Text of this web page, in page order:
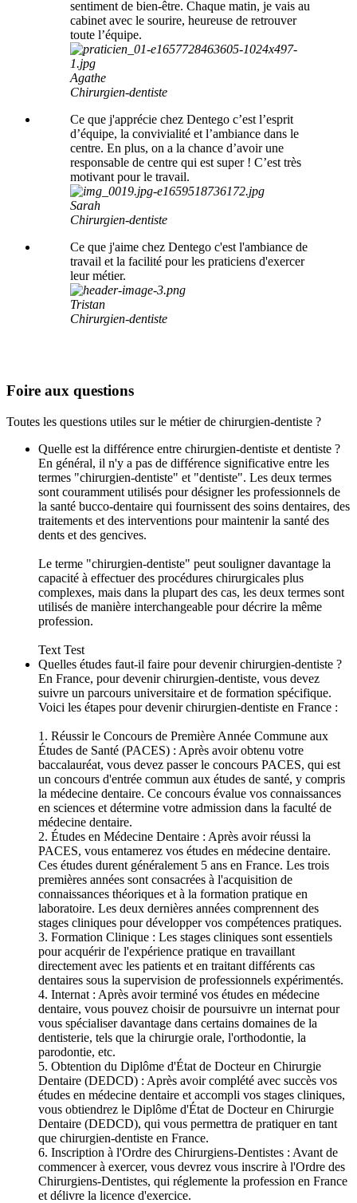
sentiment de bien-être. Chaque matin, je vais au
cabinet avec le sourire, heureuse de retrouver
toute l’équipe.
Agathe
Chirurgien-dentiste
Ce que j'apprécie chez Dentego c’est l’esprit
d’équipe, la convivialité et l’ambiance dans le
centre. En plus, on a la chance d’avoir une
responsable de centre qui est super ! C’est très
motivant pour le travail.
Sarah
Chirurgien-dentiste
Ce que j'aime chez Dentego c'est l'ambiance de
travail et la facilité pour les praticiens d'exercer
leur métier.
Tristan
Chirurgien-dentiste
Foire aux questions
Toutes les questions utiles sur le métier de chirurgien-dentiste ?
Quelle est la différence entre chirurgien-dentiste et dentiste ?
En général, il n'y a pas de différence significative entre les
termes "chirurgien-dentiste" et "dentiste". Les deux termes
sont couramment utilisés pour désigner les professionnels de
la santé bucco-dentaire qui fournissent des soins dentaires, des
traitements et des interventions pour maintenir la santé des
dents et des gencives.
Le terme "chirurgien-dentiste" peut souligner davantage la
capacité à effectuer des procédures chirurgicales plus
complexes, mais dans la plupart des cas, les deux termes sont
utilisés de manière interchangeable pour décrire la même
profession.
Text Test
Quelles études faut-il faire pour devenir chirurgien-dentiste ?
En France, pour devenir chirurgien-dentiste, vous devez
suivre un parcours universitaire et de formation spécifique.
Voici les étapes pour devenir chirurgien-dentiste en France :
1. Réussir le Concours de Première Année Commune aux
Études de Santé (PACES) : Après avoir obtenu votre
baccalauréat, vous devez passer le concours PACES, qui est
un concours d'entrée commun aux études de santé, y compris
la médecine dentaire. Ce concours évalue vos connaissances
en sciences et détermine votre admission dans la faculté de
médecine dentaire.
2. Études en Médecine Dentaire : Après avoir réussi la
PACES, vous entamerez vos études en médecine dentaire.
Ces études durent généralement 5 ans en France. Les trois
premières années sont consacrées à l'acquisition de
connaissances théoriques et à la formation pratique en
laboratoire. Les deux dernières années comprennent des
stages cliniques pour développer vos compétences pratiques.
3. Formation Clinique : Les stages cliniques sont essentiels
pour acquérir de l'expérience pratique en travaillant
directement avec les patients et en traitant différents cas
dentaires sous la supervision de professionnels expérimentés.
4. Internat : Après avoir terminé vos études en médecine
dentaire, vous pouvez choisir de poursuivre un internat pour
vous spécialiser davantage dans certains domaines de la
dentisterie, tels que la chirurgie orale, l'orthodontie, la
parodontie, etc.
5. Obtention du Diplôme d'État de Docteur en Chirurgie
Dentaire (DEDCD) : Après avoir complété avec succès vos
études en médecine dentaire et accompli vos stages cliniques,
vous obtiendrez le Diplôme d'État de Docteur en Chirurgie
Dentaire (DEDCD), qui vous permettra de pratiquer en tant
que chirurgien-dentiste en France.
6. Inscription à l'Ordre des Chirurgiens-Dentistes : Avant de
commencer à exercer, vous devrez vous inscrire à l'Ordre des
Chirurgiens-Dentistes, qui réglemente la profession en France
et délivre la licence d'exercice.